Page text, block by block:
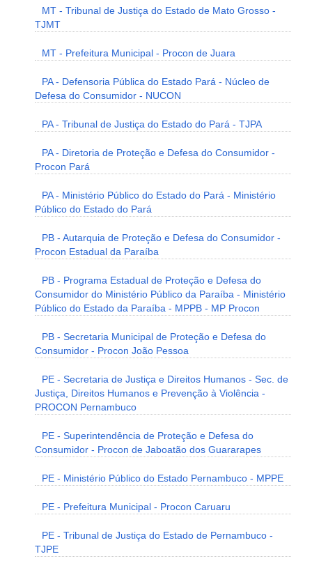
MT - Tribunal de Justiça do Estado de Mato Grosso -
TJMT
MT - Prefeitura Municipal - Procon de Juara
PA - Defensoria Pública do Estado Pará - Núcleo de
Defesa do Consumidor - NUCON
PA - Tribunal de Justiça do Estado do Pará - TJPA
PA - Diretoria de Proteção e Defesa do Consumidor -
Procon Pará
PA - Ministério Público do Estado do Pará - Ministério
Público do Estado do Pará
PB - Autarquia de Proteção e Defesa do Consumidor -
Procon Estadual da Paraíba
PB - Programa Estadual de Proteção e Defesa do
Consumidor do Ministério Público da Paraíba - Ministério
Público do Estado da Paraíba - MPPB - MP Procon
PB - Secretaria Municipal de Proteção e Defesa do
Consumidor - Procon João Pessoa
PE - Secretaria de Justiça e Direitos Humanos - Sec. de
Justiça, Direitos Humanos e Prevenção à Violência -
PROCON Pernambuco
PE - Superintendência de Proteção e Defesa do
Consumidor - Procon de Jaboatão dos Guararapes
PE - Ministério Público do Estado Pernambuco - MPPE
PE - Prefeitura Municipal - Procon Caruaru
PE - Tribunal de Justiça do Estado de Pernambuco -
TJPE